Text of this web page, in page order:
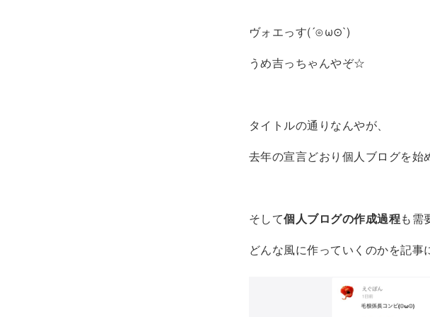
ヴォエっす(´⊙ω⊙`)
うめ吉っちゃんやぞ☆
タイトルの通りなんやが、
去年の宣言どおり個人ブログを始
そして個人ブログの作成過程も需
どんな風に作っていくのかを記事